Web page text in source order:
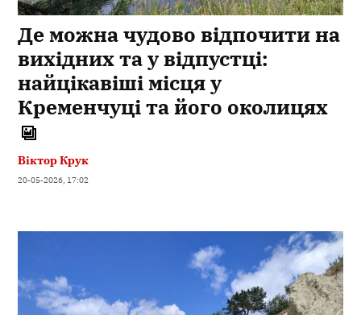
Де можна чудово відпочити на
вихідних та у відпустці:
найцікавіші місця у
Кременчуці та його околицях
Віктор Крук
20-05-2026, 17:02